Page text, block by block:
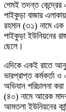
পেমই তদন্ত কেন্দ্রের
পাইকুড়া বাজার
রহমান (৩১) নামে এক
পাইকুড়া ইউনিয়নের
ছেলে।
এদিকে একই রাতে
ভারপ্রাপ্ত
অভিযান পরিচালনা
(৪০) নামে আরেক
আমতলা ইউনিয়নের